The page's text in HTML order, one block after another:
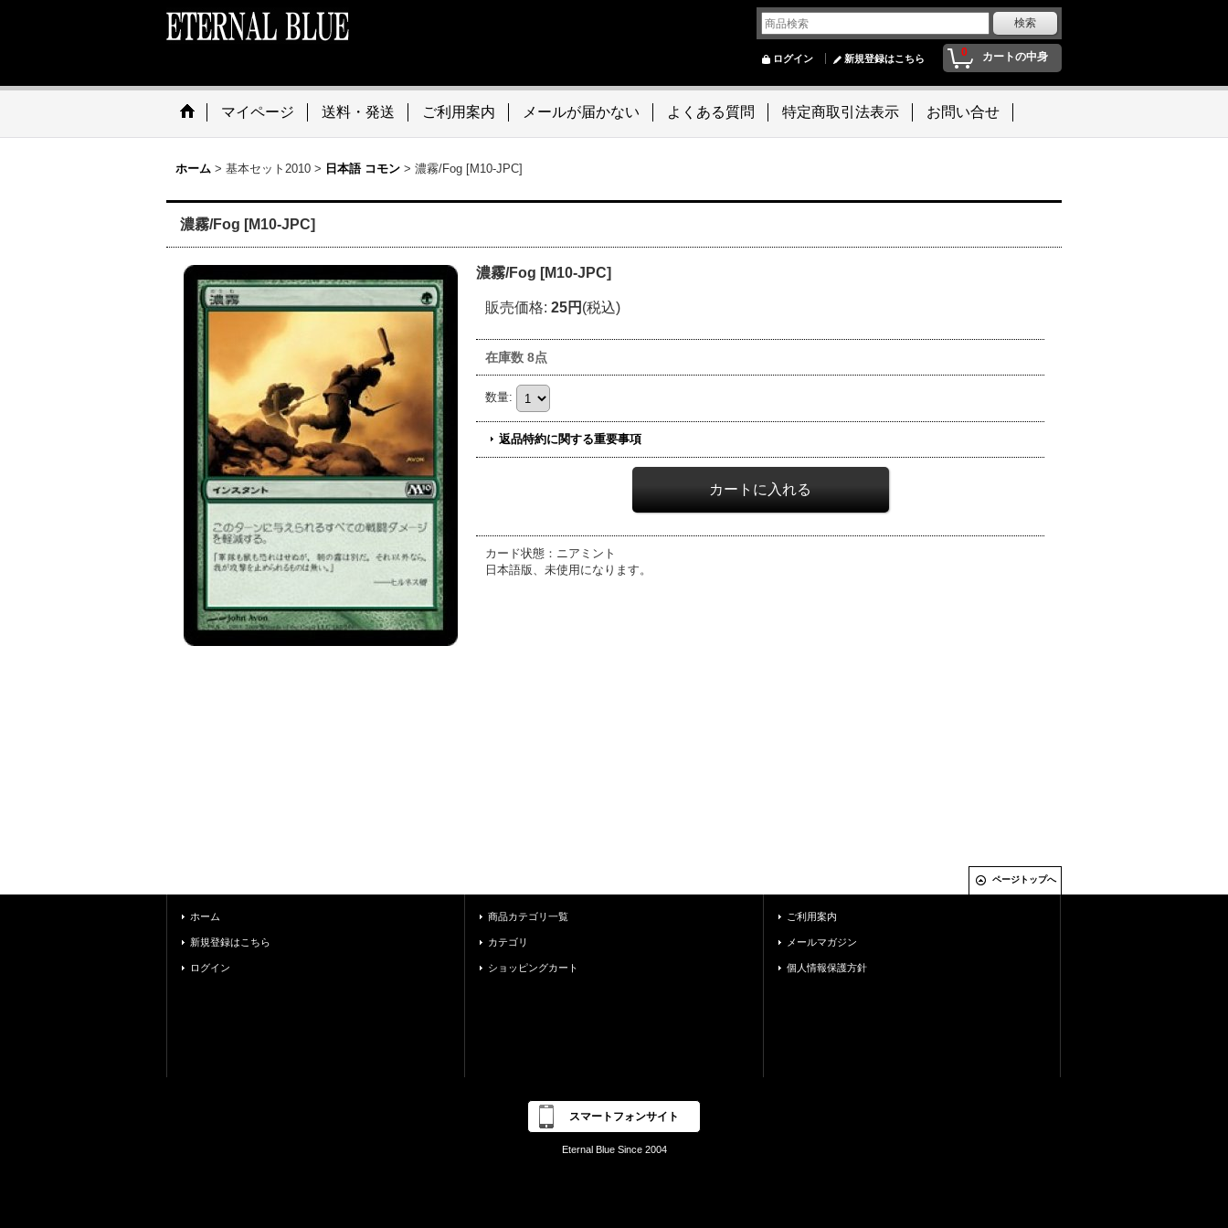
0 カートの中身
ログイン 新規登録はこちら
マイページ 送料・発送 ご利用案内 メールが届かない よくある質問 特定商取引法表示 お問い合せ
ホーム > 基本セット2010 > 日本語 コモン > 濃霧/Fog [M10-JPC]
濃霧/Fog [M10-JPC]
濃霧/Fog [M10-JPC]
販売価格: 25円 (税込)
在庫数 8点
数量:
返品特約に関する重要事項
カード状態：ニアミント
日本語版、未使用になります。
ページトップへ
ホーム
新規登録はこちら
ログイン
商品カテゴリ一覧
カテゴリ
ショッピングカート
ご利用案内
メールマガジン
個人情報保護方針
スマートフォンサイト
Eternal Blue Since 2004